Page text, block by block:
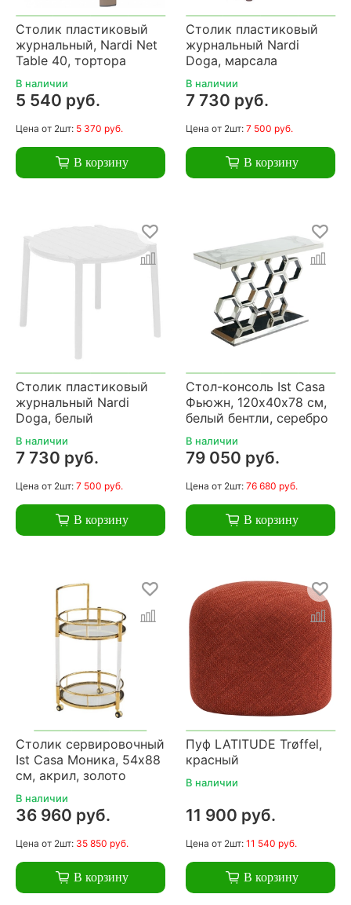
Столик пластиковый
журнальный, Nardi Net
Table 40, тортора
В наличии
5 540 руб.
Цена от 2шт: 5 370 руб.
В корзину
Столик пластиковый
журнальный Nardi
Doga, марсала
В наличии
7 730 руб.
Цена от 2шт: 7 500 руб.
В корзину
Столик пластиковый
журнальный Nardi
Doga, белый
В наличии
7 730 руб.
Цена от 2шт: 7 500 руб.
В корзину
Стол-консоль Ist Casa
Фьюжн, 120х40х78 см,
белый бентли, серебро
В наличии
79 050 руб.
Цена от 2шт: 76 680 руб.
В корзину
Столик сервировочный
Ist Casa Моника, 54х88
см, акрил, золото
В наличии
36 960 руб.
Цена от 2шт: 35 850 руб.
В корзину
Пуф LATITUDE Trøffel,
красный
В наличии
11 900 руб.
Цена от 2шт: 11 540 руб.
В корзину